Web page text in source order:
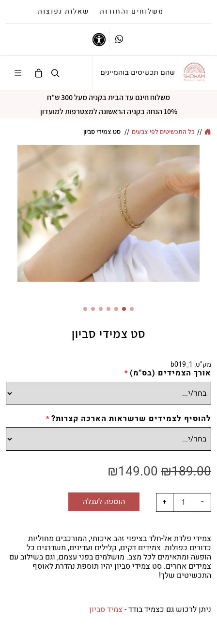
משלוחים והחזרות שאלות נפוצות
Whatsapp
שהם תכשיטים בוהמיינים
משלוח חינם עד הבית בקניה מעל 300 ש"ח
10% הנחה בקניה הראשונה למצטרפות למועדון
// כל התכשיטים לפי צבעים // סט צמידי סביון
סט צמידי סביון
מק"ט: b019_1
אורך הצמידים (בס"מ) *
להוסיף לצמידים שרשראות הארכה קצרות?*
₪189.00
₪149.00
הוספה לעגלה
צמידי פלדת אל-חלד בציפוי זהב איכותי, המורכבים מחוליות
כדורים כפולות. צמידים דקים, קלילים ועדינים, משדרגים כל
הופעה ומתאימים לכל מצב. מושלמים בפני עצמם, וגם בשילוב עם
צמידים אחרים. סט צמידי סביון יהיו תוספת נהדרת לאוסף
התכשיטים שלך!
ניתן לרכוש גם כצמיד בודד - צמיד סביון